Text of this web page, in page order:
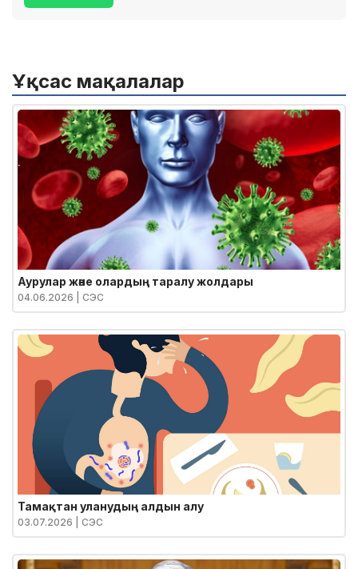
Ұқсас мақалалар
Аурулар және олардың таралу жолдары
04.06.2026 | СЭС
Тамақтан уланудың алдын алу
03.07.2026 | СЭС